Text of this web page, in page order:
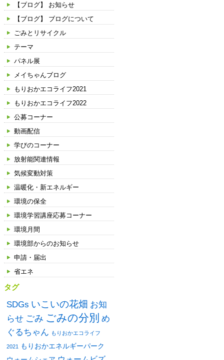
【ブログ】 お知らせ
【ブログ】 ブログについて
ごみとリサイクル
テーマ
パネル展
メイちゃんブログ
もりおかエコライフ2021
もりおかエコライフ2022
公募コーナー
動画配信
学びのコーナー
放射能関連情報
気候変動対策
温暖化・新エネルギー
環境の保全
環境学習講座応募コーナー
環境月間
環境部からのお知らせ
申請・届出
省エネ
タグ
SDGs いこいの花畑 お知
らせ ごみ ごみの分別 め
ぐるちゃん もりおかエコライフ
2021
もりおかエネルギーパーク